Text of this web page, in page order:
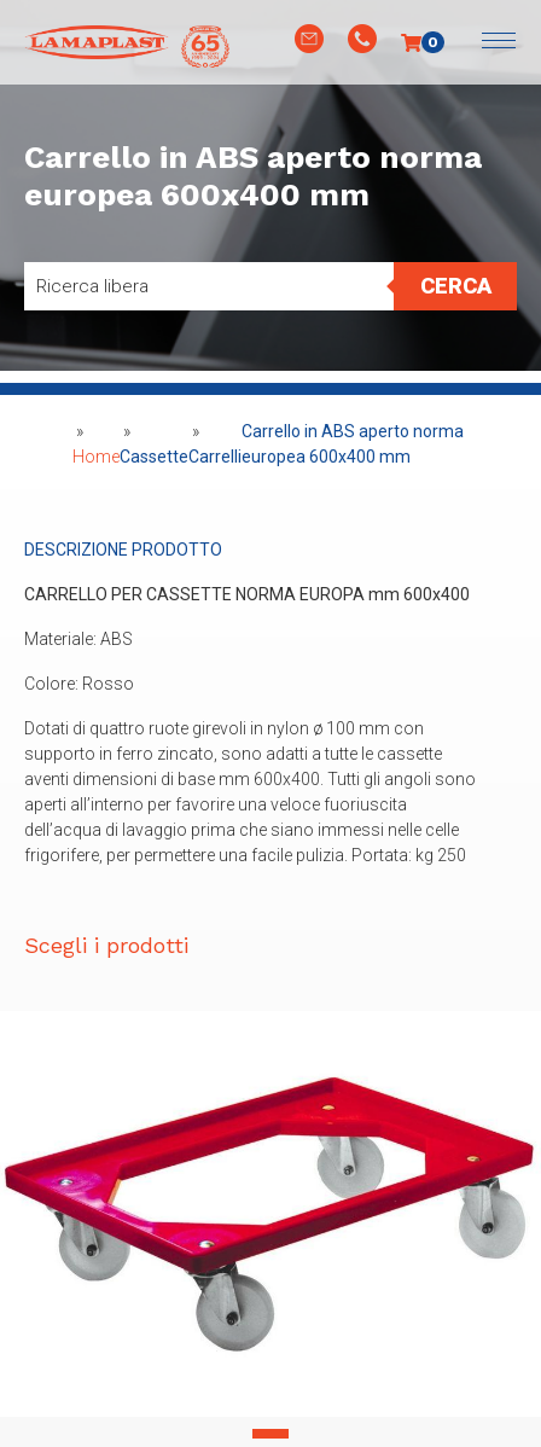
0
Carrello in ABS aperto norma
europea 600x400 mm
CERCA
»
Home
»
Cassette
»
Carrelli
Carrello in ABS aperto norma
europea 600x400 mm
DESCRIZIONE PRODOTTO
CARRELLO PER CASSETTE NORMA EUROPA mm 600x400
Materiale: ABS
Colore: Rosso
Dotati di quattro ruote girevoli in nylon ø 100 mm con
supporto in ferro zincato, sono adatti a tutte le cassette
aventi dimensioni di base mm 600x400. Tutti gli angoli sono
aperti all’interno per favorire una veloce fuoriuscita
dell’acqua di lavaggio prima che siano immessi nelle celle
frigorifere, per permettere una facile pulizia. Portata: kg 250
Scegli i prodotti